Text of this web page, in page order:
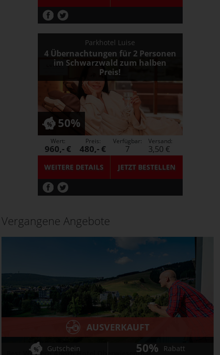
Parkhotel Luise
4 Übernachtungen für 2 Personen
im Schwarzwald zum halben
Preis!
50%
WEITERE DETAILS JETZTBESTELLEN
Wert:
960,- €
Preis:
480,- €
Verfügbar:
7
Versand:
3,50 €
Vergangene Angebote
AUSVERKAUFT
Gutschein 50% Rabatt